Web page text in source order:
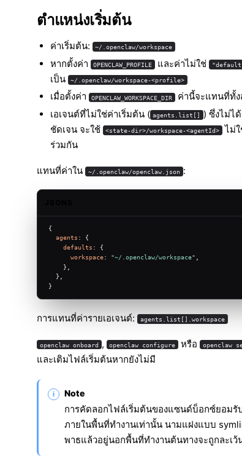
ตำแหน่งเริ่มต้น
ค่าเริ่มต้น: ~/.openclaw/workspace
หากตั้งค่า OPENCLAW_PROFILE และค่าไม่ใช่
เป็น
~/.openclaw/workspace-<profile>
เมื่อตั้งค่า OPENCLAW_WORKSPACE_DIR
ค่านี้จะแทนที่ทั้
เอเจนต์ที่ไม่ใช่ค่าเริ่มต้น ( agents.list[]
) ซึ่งไม่ไ
ชัดเจน จะใช้
<state-dir>/workspace-<agentId>
ไม่
ร่วมกัน
แทนที่ค่าใน ~/.openclaw/openclaw.json :
{
agents : {
defaults : {
workspace: "~/.openclaw/workspace"
    },
  },
}
การแทนที่ค่ารายเอเจนต์: agents.list[].workspace
openclaw onboard , openclaw configure หรือ openclaw
และเติมไฟล์เริ่มต้นหากยังไม่มี
Note
การคัดลอกไฟล์เริ่มต้นของแซนด์บ็อกซ์ยอมรั
ภายในพื้นที่ทำงานเท่านั้น นามแฝงแบบ
พาธแล้วอยู่นอกพื้นที่ทำงานต้นทางจะถูกละเว้